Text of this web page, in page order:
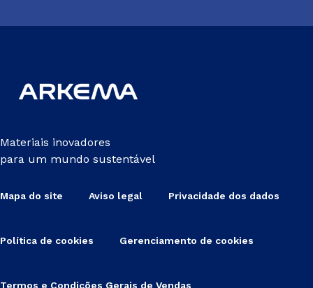
Materiais inovadores
para um mundo sustentável
Mapa do site Aviso legal Privacidade dos dados
Política de cookies Gerenciamento de cookies
Termos e Condições Gerais de Vendas